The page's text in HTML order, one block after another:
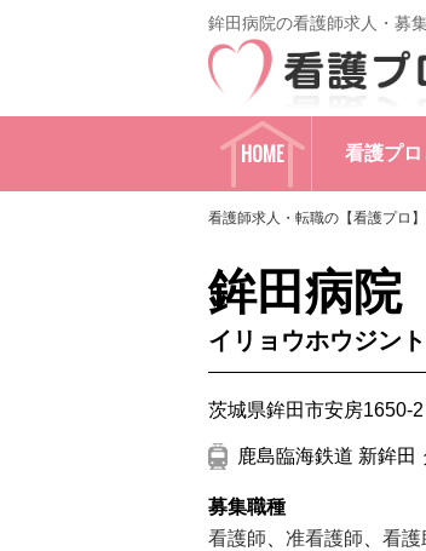
鉾田病院の看護師求人・募
HOME 看護プロ
看護師求人・転職の【看護プロ
鉾田病院
イリョウホウジン
茨城県鉾田市安房1650-2
鹿島臨海鉄道 新鉾田
募集職種
看護師
准看護師 看護